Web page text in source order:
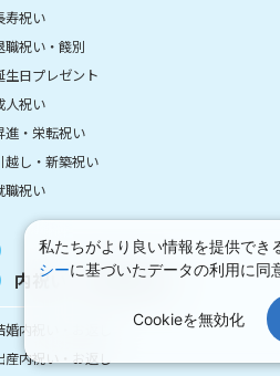
寿祝い
職祝い・餞別
生日プレゼント
人祝い
進・栄転祝い
越し・新築祝い
職祝い
内祝い・お祝い返し
婚内祝い・お返し
産内祝い・お返し
私たちがより良い情報を提供でき
シーに基づいたデータの利用に同
Cookieを無効化